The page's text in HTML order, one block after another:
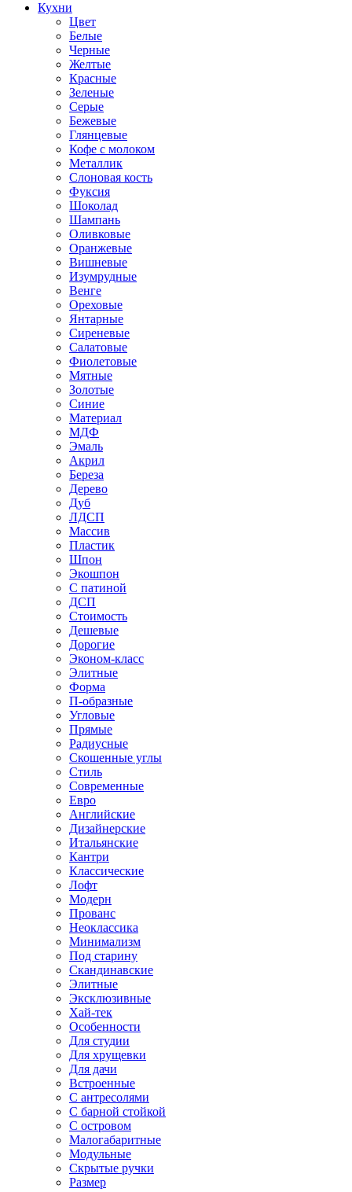
Кухни
Цвет
Белые
Черные
Желтые
Красные
Зеленые
Серые
Бежевые
Глянцевые
Кофе с молоком
Металлик
Слоновая кость
Фуксия
Шоколад
Шампань
Оливковые
Оранжевые
Вишневые
Изумрудные
Венге
Ореховые
Янтарные
Сиреневые
Салатовые
Фиолетовые
Мятные
Золотые
Синие
Материал
МДФ
Эмаль
Акрил
Береза
Дерево
Дуб
ЛДСП
Массив
Пластик
Шпон
Экошпон
С патиной
ДСП
Стоимость
Дешевые
Дорогие
Эконом-класс
Элитные
Форма
П-образные
Угловые
Прямые
Радиусные
Скошенные углы
Стиль
Современные
Евро
Английские
Дизайнерские
Итальянские
Кантри
Классические
Лофт
Модерн
Прованс
Неоклассика
Минимализм
Под старину
Скандинавские
Элитные
Эксклюзивные
Хай-тек
Особенности
Для студии
Для хрущевки
Для дачи
Встроенные
С антресолями
С барной стойкой
С островом
Малогабаритные
Модульные
Скрытые ручки
Размер